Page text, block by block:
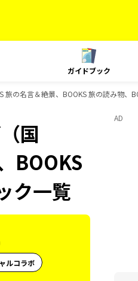
ガイドブック
の名言＆絶景、BOOKS 旅の読み物、
国
BOOKS
ク一覧
ルコラボ
AD